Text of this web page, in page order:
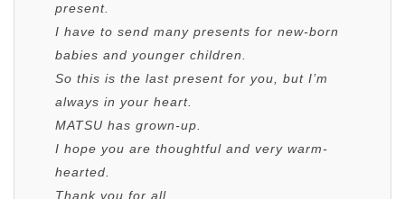
present.
I have to send many presents for new-born
babies and younger children.
So this is the last present for you, but I’m
always in your heart.
MATSU has grown-up.
I hope you are thoughtful and very warm-
hearted.
Thank you for all.